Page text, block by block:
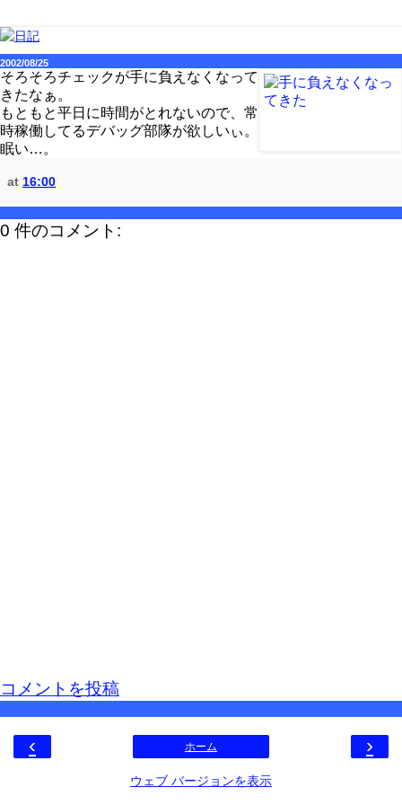
2002/08/25
そろそろチェックが手に負えなくなって
きたなぁ。
もともと平日に時間がとれないので、常
時稼働してるデバッグ部隊が欲しいぃ。
眠い…。
at 16:00
0 件のコメント:
コメントを投稿
‹ ›
ホーム
ウェブ バージョンを表示